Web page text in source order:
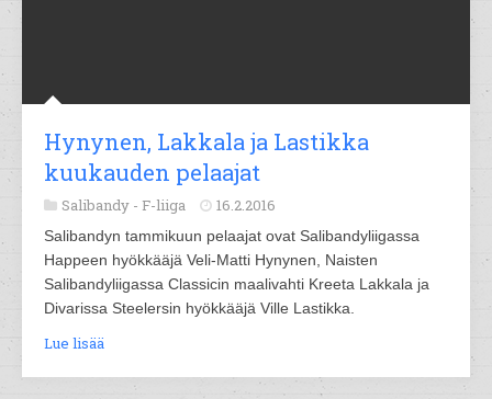
Hynynen, Lakkala ja Lastikka
kuukauden pelaajat
Salibandy - F-liiga 16.2.2016
Salibandyn tammikuun pelaajat ovat Salibandyliigassa
Happeen hyökkääjä Veli-Matti Hynynen, Naisten
Salibandyliigassa Classicin maalivahti Kreeta Lakkala ja
Divarissa Steelersin hyökkääjä Ville Lastikka.
Lue lisää